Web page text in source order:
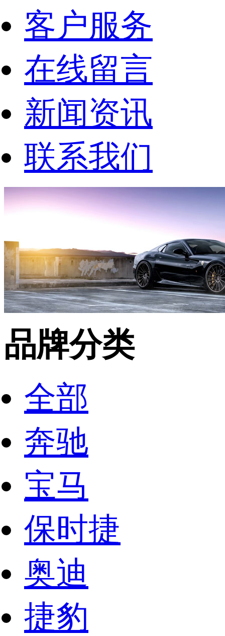
客户服务
在线留言
新闻资讯
联系我们
品牌分类
全部
奔驰
宝马
保时捷
奥迪
捷豹